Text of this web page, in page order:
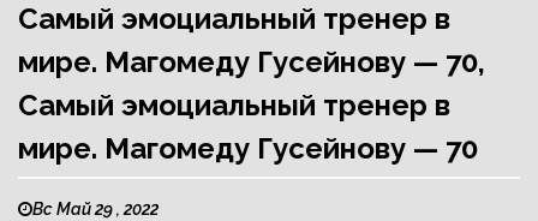
Самый эмоциальный тренер в
мире. Магомеду Гусейнову — 70,
Самый эмоциальный тренер в
мире. Магомеду Гусейнову — 70
Вс Май 29 , 2022